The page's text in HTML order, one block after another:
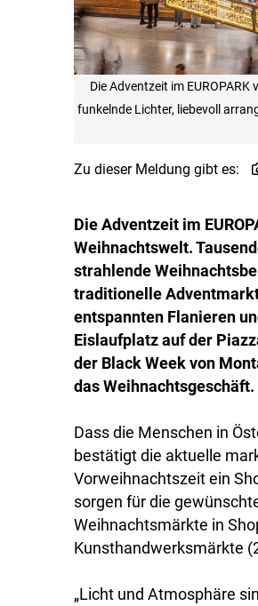
Die Adventzeit im
funkelnde Lichter, liebevoll
Zu dieser Meldung gibt es:
Die Adventzeit im
Weihnachtswelt.
strahlende
traditionelle
entspannten Flanieren
Eislaufplatz auf der
der Black Week von
das Weihnachtsgeschäft.
Dass die Menschen in
bestätigt die aktuelle
Vorweihnachtszeit ein
sorgen für die
Weihnachtsmärkte in
Kunsthandwerksmärkte
„Licht und Atmosphäre